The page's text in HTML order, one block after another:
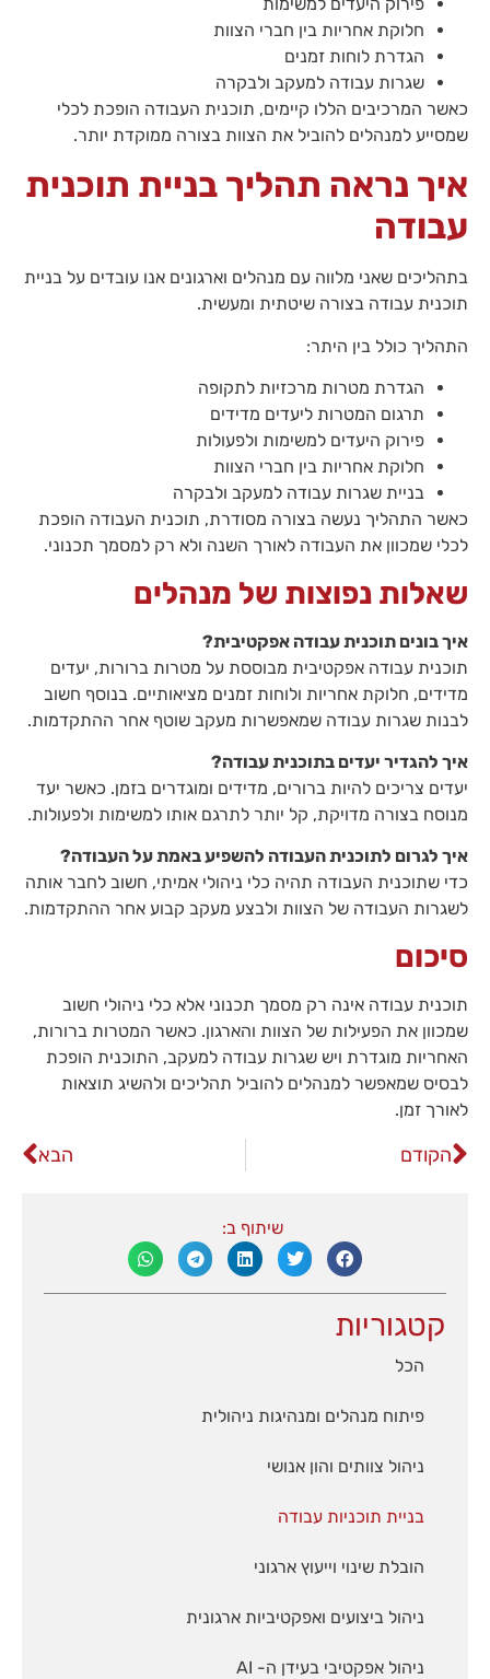
חלוקת אחריות בין חברי הצוות
הגדרת לוחות זמנים
שגרות עבודה למעקב ולבקרה
כאשר המרכיבים הללו קיימים, תוכנית העבודה הופכת לכלי
שמסייע למנהלים להוביל את הצוות בצורה ממוקדת יותר.
איך נראה תהליך בניית תוכנית
עבודה
בתהליכים שאני מלווה עם מנהלים וארגונים אנו עובדים על בניית
תוכנית עבודה בצורה שיטתית ומעשית.
התהליך כולל בין היתר:
הגדרת מטרות מרכזיות לתקופה
תרגום המטרות ליעדים מדידים
פירוק היעדים למשימות ולפעולות
חלוקת אחריות בין חברי הצוות
בניית שגרות עבודה למעקב ולבקרה
כאשר התהליך נעשה בצורה מסודרת, תוכנית העבודה הופכת
לכלי שמכוון את העבודה לאורך השנה ולא רק למסמך תכנוני.
שאלות נפוצות של מנהלים
איך בונים תוכנית עבודה אפקטיבית?
תוכנית עבודה אפקטיבית מבוססת על מטרות ברורות, יעדים
מדידים, חלוקת אחריות ולוחות זמנים מציאותיים. בנוסף חשוב
לבנות שגרות עבודה שמאפשרות מעקב שוטף אחר ההתקדמות.
איך להגדיר יעדים בתוכנית עבודה?
יעדים צריכים להיות ברורים, מדידים ומוגדרים בזמן. כאשר יעד
מנוסח בצורה מדויקת, קל יותר לתרגם אותו למשימות ולפעולות.
איך לגרום לתוכנית העבודה להשפיע באמת על העבודה?
כדי שתוכנית העבודה תהיה כלי ניהולי אמיתי, חשוב לחבר אותה
לשגרות העבודה של הצוות ולבצע מעקב קבוע אחר ההתקדמות.
סיכום
תוכנית עבודה אינה רק מסמך תכנוני אלא כלי ניהולי חשוב
שמכוון את הפעילות של הצוות והארגון. כאשר המטרות ברורות,
האחריות מוגדרת ויש שגרות עבודה למעקב, התוכנית הופכת
לבסיס שמאפשר למנהלים להוביל תהליכים ולהשיג תוצאות
לאורך זמן.
הקודם הבא
שיתוף ב:
קטגוריות
הכל
פיתוח מנהלים ומנהיגות ניהולית
ניהול צוותים והון אנושי
בניית תוכניות עבודה
הובלת שינוי וייעוץ ארגוני
ניהול ביצועים ואפקטיביות ארגונית
ניהול אפקטיבי בעידן ה- AI